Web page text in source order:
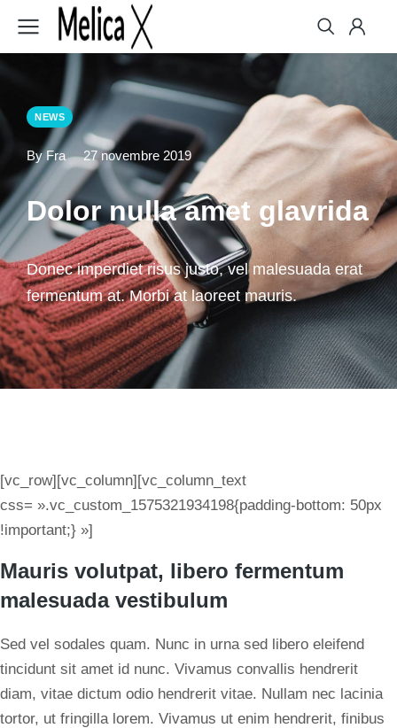
NEWS
By Fra 27 novembre 2019
Dolor nulla amet glavrida
Donec imperdiet risus justo, vel malesuada erat
fermentum at. Morbi at laoreet mauris.
[vc_row][vc_column][vc_column_text
css= ».vc_custom_1575321934198{padding-bottom: 50px
!important;} »]
Mauris volutpat, libero fermentum
malesuada vestibulum
Sed vel sodales quam. Nunc in urna sed libero eleifend
tincidunt sit amet id nunc. Vivamus convallis hendrerit
diam, vitae dictum odio hendrerit vitae. Nullam nec lacinia
tortor, ut fringilla lorem. Vivamus ut enim hendrerit, finibus